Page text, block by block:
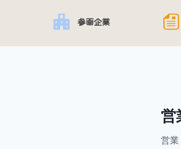
参画企業
営
営業